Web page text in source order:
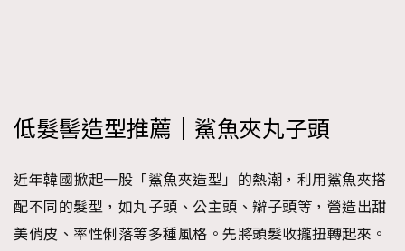
低髮髻造型推薦｜鯊魚夾丸子頭
近年韓國掀起一股「鯊魚夾造型」的熱潮，利用鯊魚夾搭
配不同的髮型，如丸子頭、公主頭、辮子頭等，營造出甜
美俏皮、率性俐落等多種風格。先將頭髮收攏扭轉起來。